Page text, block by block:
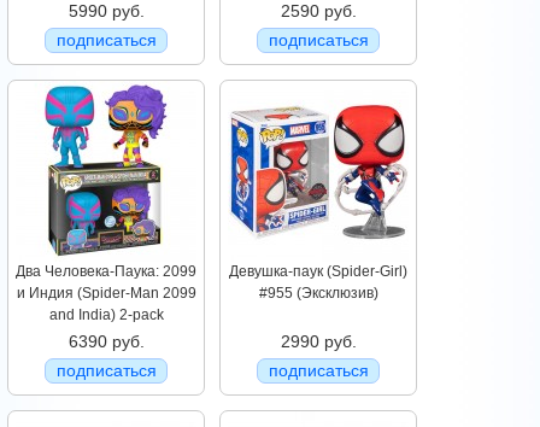
5990 руб.
подписаться
2590 руб.
подписаться
Два Человека-Паука: 2099
и Индия (Spider-Man 2099
and India) 2-pack
6390 руб.
подписаться
Девушка-паук (Spider-Girl)
#955 (Эксклюзив)
2990 руб.
подписаться